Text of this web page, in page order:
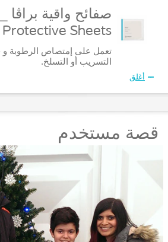
صفائح واقية براڤا _
Protective Sheets
تعمل على إمتصاص الرطوبة و
التسريب أو التسلخ.
أغلق
قصة مستخدم